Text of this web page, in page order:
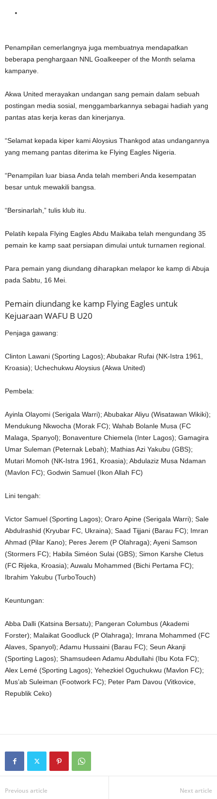
Penampilan cemerlangnya juga membuatnya mendapatkan
beberapa penghargaan NNL Goalkeeper of the Month selama
kampanye.
Akwa United merayakan undangan sang pemain dalam sebuah
postingan media sosial, menggambarkannya sebagai hadiah yang
pantas atas kerja keras dan kinerjanya.
“Selamat kepada kiper kami Aloysius Thankgod atas undangannya
yang memang pantas diterima ke Flying Eagles Nigeria.
“Penampilan luar biasa Anda telah memberi Anda kesempatan
besar untuk mewakili bangsa.
“Bersinarlah,” tulis klub itu.
Pelatih kepala Flying Eagles Abdu Maikaba telah mengundang 35
pemain ke kamp saat persiapan dimulai untuk turnamen regional.
Para pemain yang diundang diharapkan melapor ke kamp di Abuja
pada Sabtu, 16 Mei.
Pemain diundang ke kamp Flying Eagles untuk
Kejuaraan WAFU B U20
Penjaga gawang:
Clinton Lawani (Sporting Lagos); Abubakar Rufai (NK-Istra 1961,
Kroasia); Uchechukwu Aloysius (Akwa United)
Pembela:
Ayinla Olayomi (Serigala Warri); Abubakar Aliyu (Wisatawan Wikiki);
Mendukung Nkwocha (Morak FC); Wahab Bolanle Musa (FC
Malaga, Spanyol); Bonaventure Chiemela (Inter Lagos); Gamagira
Umar Suleman (Peternak Lebah); Mathias Azi Yakubu (GBS);
Mutari Momoh (NK-Istra 1961, Kroasia); Abdulaziz Musa Ndaman
(Mavlon FC); Godwin Samuel (Ikon Allah FC)
Lini tengah:
Victor Samuel (Sporting Lagos); Oraro Apine (Serigala Warri); Sale
Abdulrashid (Kryubar FC, Ukraina); Saad Tijjani (Barau FC); Imran
Ahmad (Pilar Kano); Peres Jerem (P Olahraga); Ayeni Samson
(Stormers FC); Habila Siméon Sulai (GBS); Simon Karshe Cletus
(FC Rijeka, Kroasia); Auwalu Mohammed (Bichi Pertama FC);
Ibrahim Yakubu (TurboTouch)
Keuntungan:
Abba Dalli (Katsina Bersatu); Pangeran Columbus (Akademi
Forster); Malaikat Goodluck (P Olahraga); Imrana Mohammed (FC
Alaves, Spanyol); Adamu Hussaini (Barau FC); Seun Akanji
(Sporting Lagos); Shamsudeen Adamu Abdullahi (Ibu Kota FC);
Alex Lemé (Sporting Lagos); Yehezkiel Oguchukwu (Mavlon FC);
Mus’ab Suleiman (Footwork FC); Peter Pam Davou (Vitkovice,
Republik Ceko)
Previous article Next article